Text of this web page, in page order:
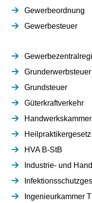
Gewerbeordnung
Gewerbesteuer
Grunderwerbsteuer
Grundsteuer
Güterkraftverkehr
Heilpraktikergesetz
HVA B-StB
Industrie- und
Ingenieurkammer